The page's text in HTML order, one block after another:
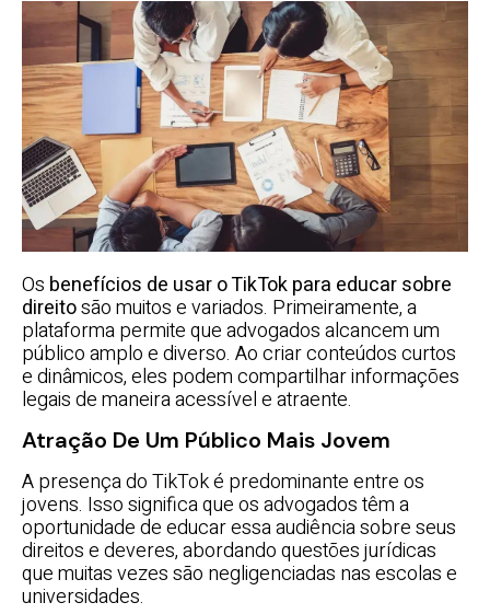
Os benefícios de usar o TikTok para educar sobre
direitosão muitos e variados. Primeiramente, a
plataforma permite que advogados alcancem um
público amplo e diverso. Ao criar conteúdos curtos
e dinâmicos, eles podem compartilhar informações
legais de maneira acessível e atraente.
Atração De Um Público Mais Jovem
A presença do TikTok é predominante entre os
jovens. Isso significa que os advogados têm a
oportunidade de educar essa audiência sobre seus
direitos e deveres, abordando questões jurídicas
que muitas vezes são negligenciadas nas escolas e
universidades.